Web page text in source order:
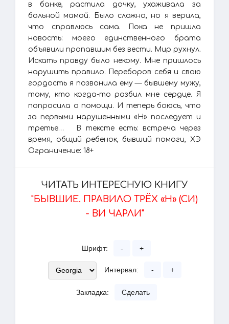
в банке, растила дочку, ухаживала за
больной мамой. Было сложно, но я верила,
что справлюсь сама. Пока не пришла
новость: моего единственного брата
объявили пропавшим без вести. Мир рухнул.
Искать правду было некому. Мне пришлось
нарушить правило. Переборов себя и свою
гордость я позвонила ему — бывшему мужу,
тому, кто когда-то разбил мне сердце. Я
попросила о помощи. И теперь боюсь, что
за первыми нарушенными «Н» последует и
третье… В тексте есть: встреча через
время, общий ребенок, бывший помоги, ХЭ
Ограничение: 18+ ‍
ЧИТАТЬ ИНТЕРЕСНУЮ КНИГУ
"БЫВШИЕ. ПРАВИЛО ТРЁХ «Н» (СИ)
- ВИ ЧАРЛИ"
Шрифт: - +
Интервал: - +
Закладка: Сделать